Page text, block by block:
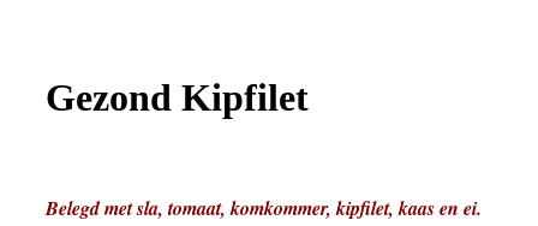
Gezond Kipfilet
Belegd met sla, tomaat, komkommer, kipfilet, kaas en ei.